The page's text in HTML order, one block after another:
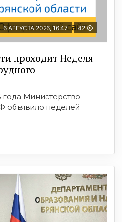
6 АВГУСТА 2026, 16:47 42
проходит Неделя
года Министерство
объявило неделей